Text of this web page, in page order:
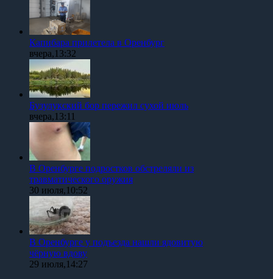
Капибара прилетела в Оренбург
вчера,13:32
Бузулукский бор пережил сухой июль
вчера,13:11
В Оренбурге подростков обстреляли из
травматического оружия
30 июля,10:52
В Оренбурге у подъезда нашли ядовитую
чёрную вдову
29 июля,14:27